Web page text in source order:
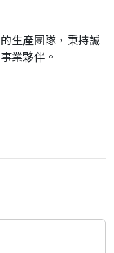
生產團隊，秉持誠
業夥伴。